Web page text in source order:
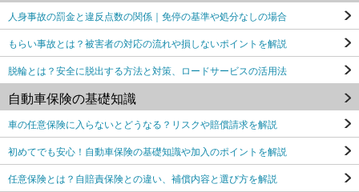
人身事故の罰金と違反点数の関係｜免停の基準や処分なしの場合
もらい事故とは？被害者の対応の流れや損しないポイントを解説
脱輪とは？安全に脱出する方法と対策、ロードサービスの活用法
自動車保険の基礎知識
車の任意保険に入らないとどうなる？リスクや賠償請求を解説
初めてでも安心！自動車保険の基礎知識や加入のポイントを解説
任意保険とは？自賠責保険との違い、補償内容と選び方を解説